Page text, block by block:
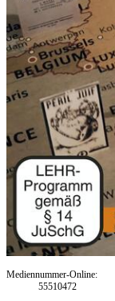
Mediennummer-Online:
55510472